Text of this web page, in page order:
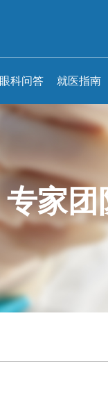
眼科问答 就医指南
专家团